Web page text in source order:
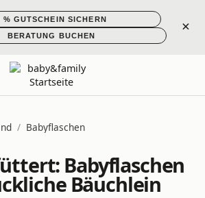
% GUTSCHEIN SICHERN
BERATUNG BUCHEN
×
/ Babyflaschen
Babyflaschen
Bäuchlein